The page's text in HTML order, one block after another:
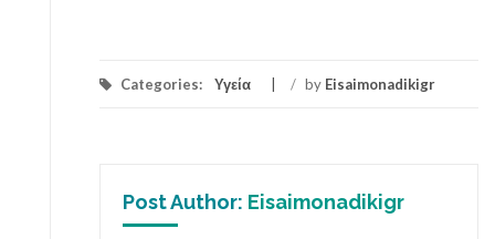
Categories: Υγεία / by Eisaimonadikigr
Post Author: Eisaimonadikigr